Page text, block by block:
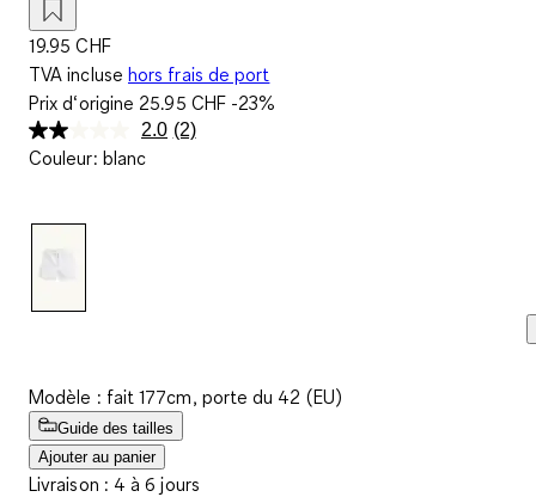
19.95 CHF
TVA incluse hors frais de port
Prix d‘origine 25.95 CHF-23%
2.0 Lire
(2)
Couleur: blanc
Modèle : fait 177cm, porte du 42 (EU)
Guide des tailles
Ajouter au panier
Livraison : 4 à 6 jours